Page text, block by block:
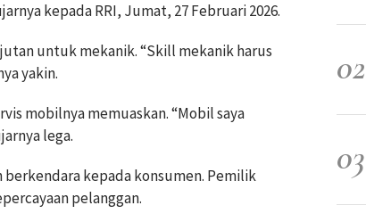
kepada RRI, Jumat, 27 Februari 2026.
untuk mekanik. “Skill mekanik harus
yakin.
mobilnya memuaskan. “Mobil saya
lega.
kepada konsumen. Pemilik
pelanggan.
02
03